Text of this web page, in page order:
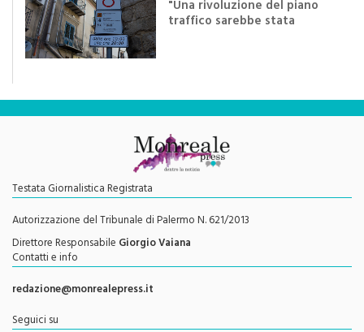
"Una rivoluzione del piano
traffico sarebbe stata
Testata Giornalistica Registrata
Autorizzazione del Tribunale di Palermo N. 621/2013
Direttore Responsabile Giorgio Vaiana
Contatti e info
redazione@monrealepress.it
Seguici su